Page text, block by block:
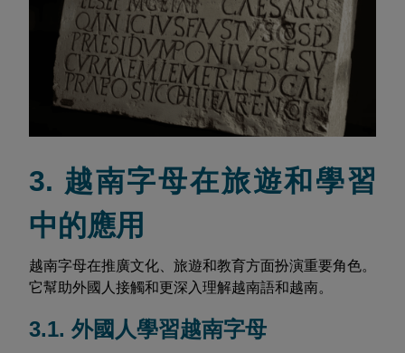
3. 越南字母在旅遊和學習
中的應用
越南字母在推廣文化、旅遊和教育方面扮演重要角色。
它幫助外國人接觸和更深入理解越南語和越南。
3.1. 外國人學習越南字母